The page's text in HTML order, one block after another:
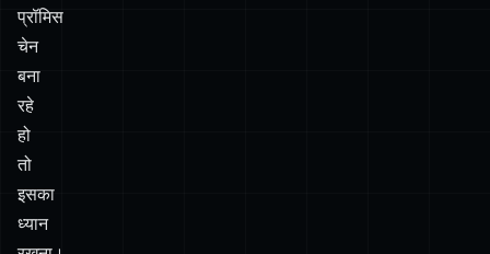
प्रॉमिस
चेन
बना
रहे
हो
तो
इसका
ध्यान